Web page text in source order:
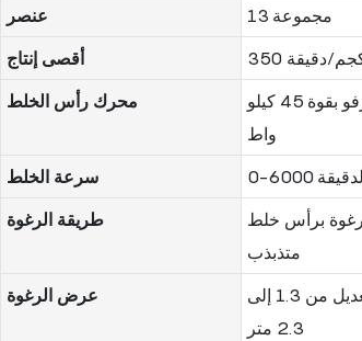
عنصر 13 مجموعة
أقصى إنتاج
كجم/دقيقة
محرك رأس الخلط
محرك سيرفو بقوة 45 كيلو
واط
سرعة الخلط
طريقة الرغوة
برأس خلط
متذبذب
عرض الرغوة
قابل للتعديل من 1.3 إلى
2.3 متر